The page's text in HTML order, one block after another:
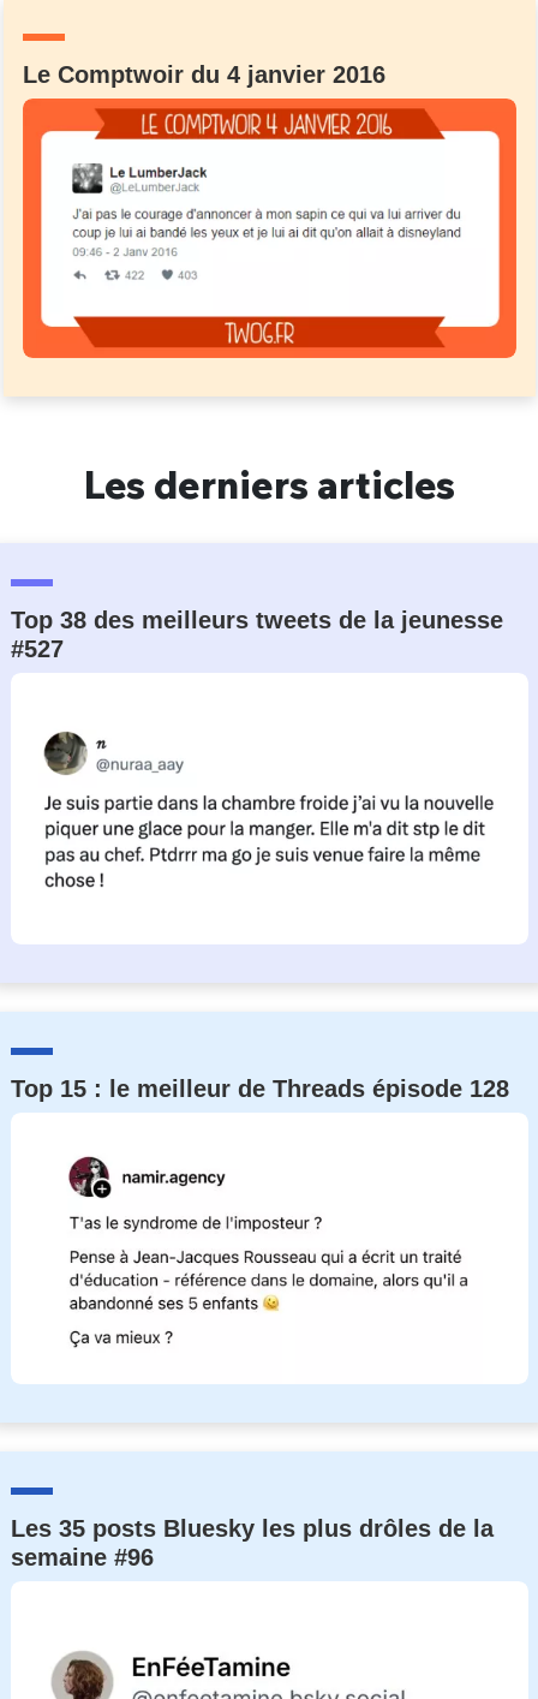
Le Comptwoir du 4 janvier 2016
Les derniers articles
Top 38 des meilleurs tweets de la jeunesse
#527
Top 15 : le meilleur de Threads épisode 128
Les 35 posts Bluesky les plus drôles de la
semaine #96
Un Thread
C'EST PARTI